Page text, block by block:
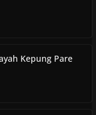
Kepung Pare